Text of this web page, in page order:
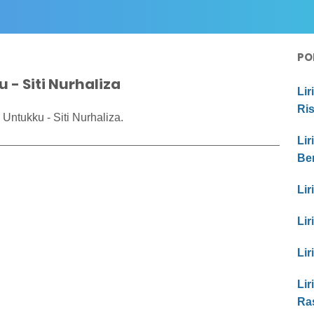
- Siti Nurhaliza
- Siti Nurhaliza.